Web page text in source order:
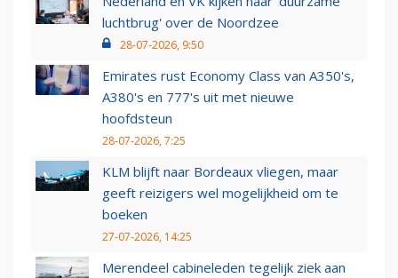
luchtbrug' over de Noordzee
28-07-2026, 9:50
Emirates rust Economy Class van A350's,
A380's en 777's uit met nieuwe
hoofdsteun
28-07-2026, 7:25
KLM blijft naar Bordeaux vliegen, maar
geeft reizigers wel mogelijkheid om te
boeken
27-07-2026, 14:25
Merendeel cabineleden tegelijk ziek aan